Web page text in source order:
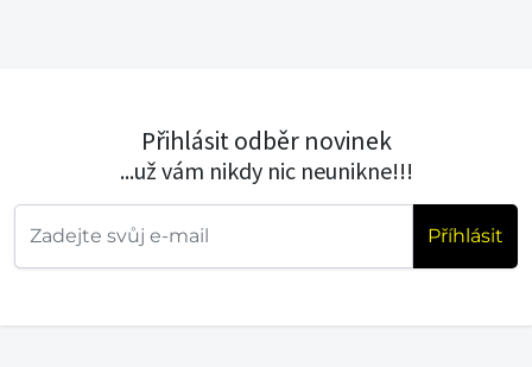
Přihlásit odběr novinek
...už vám nikdy nic neunikne!!!
Příhlásit